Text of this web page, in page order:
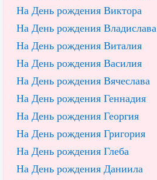
На День рождения Виктора
На День рождения Владислава
На День рождения Виталия
На День рождения Василия
На День рождения Вячеслава
На День рождения Геннадия
На День рождения Георгия
На День рождения Григория
На День рождения Глеба
На День рождения Даниила